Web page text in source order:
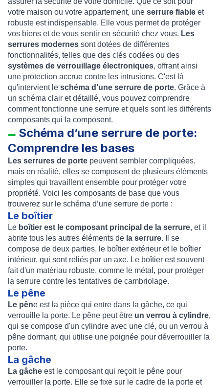
votre maison ou votre appartement, une serrure fiable et
robuste est indispensable. Elle vous permet de protéger
vos biens et de vous sentir en sécurité chez vous. Les
serrures modernes sont dotées de différentes
fonctionnalités, telles que des clés codées ou des
systèmes de verrouillage électroniques, offrant ainsi
une protection accrue contre les intrusions. C'est là
qu'intervient le schéma d’une serrure de porte. Grâce à
un schéma clair et détaillé, vous pouvez comprendre
comment fonctionne une serrure et quels sont les différents
composants qui la composent.
Schéma d’une serrure de porte:
Comprendre les bases
Les serrures de porte peuvent sembler compliquées,
mais en réalité, elles se composent de plusieurs éléments
simples qui travaillent ensemble pour protéger votre
propriété. Voici les composants de base que vous
trouverez sur le schéma d’une serrure de porte :
Le boîtier
Le boîtier est le composant principal de la serrure, et il
abrite tous les autres éléments de la serrure. Il se
compose de deux parties, le boîtier extérieur et le boîtier
intérieur, qui sont reliés par un axe. Le boîtier est souvent
fait d'un matériau robuste, comme le métal, pour protéger
la serrure contre les tentatives de cambriolage.
Le pêne
Le pêne est la pièce qui entre dans la gâche, ce qui
verrouille la porte. Le pêne peut être un verrou à cylindre,
qui se compose d'un cylindre avec une clé, ou un verrou à
pêne dormant, qui utilise une poignée pour déverrouiller la
porte.
La gâche
La gâche est le composant qui reçoit le pêne pour
verrouiller la porte. Elle se fixe sur le cadre de la porte et